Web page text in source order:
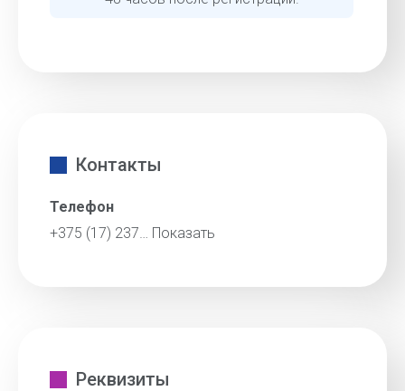
Контакты
Телефон
+375 (17) 237… Показать
Реквизиты